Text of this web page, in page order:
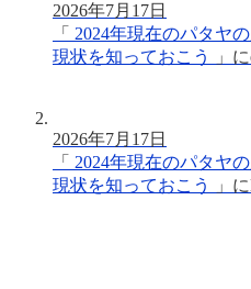
2026年7月17日
「 2024年現在のパタヤ
現状を知っておこう
」に
2026年7月17日
「 2024年現在のパタヤ
現状を知っておこう
」に